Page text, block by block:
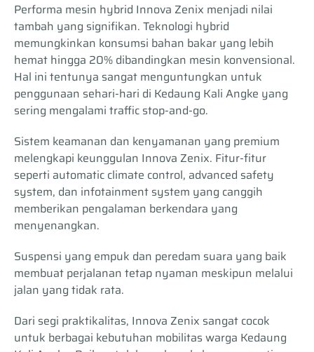
Performa mesin hybrid Innova Zenix menjadi nilai
tambah yang signifikan. Teknologi hybrid
memungkinkan konsumsi bahan bakar yang lebih
hemat hingga 20% dibandingkan mesin konvensional.
Hal ini tentunya sangat menguntungkan untuk
penggunaan sehari-hari di Kedaung Kali Angke yang
sering mengalami traffic stop-and-go.
Sistem keamanan dan kenyamanan yang premium
melengkapi keunggulan Innova Zenix. Fitur-fitur
seperti automatic climate control, advanced safety
system, dan infotainment system yang canggih
memberikan pengalaman berkendara yang
menyenangkan.
Suspensi yang empuk dan peredam suara yang baik
membuat perjalanan tetap nyaman meskipun melalui
jalan yang tidak rata.
Dari segi praktikalitas, Innova Zenix sangat cocok
untuk berbagai kebutuhan mobilitas warga Kedaung